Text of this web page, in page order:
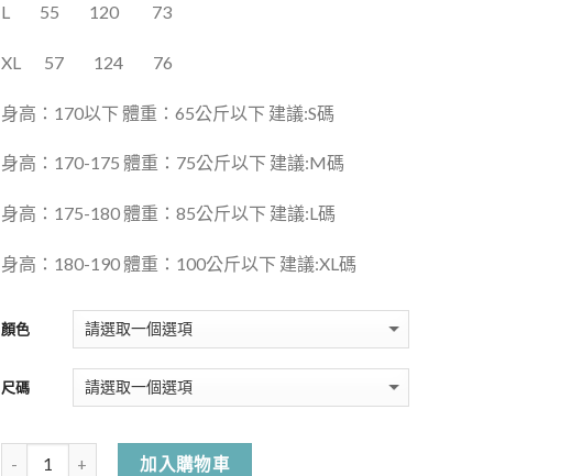
L 55 120 73
XL 57 124 76
身高：170以下 體重：65公斤以下 建議:S碼
身高：170-175 體重：75公斤以下 建議:M碼
身高：175-180 體重：85公斤以下 建議:L碼
身高：180-190 體重：100公斤以下 建議:XL碼
顏色
尺碼
加入購物車